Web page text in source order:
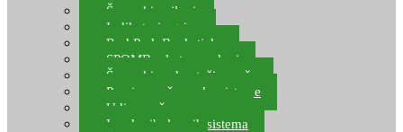
Šaranski najloni
Indikatori ugriza
Rod Pod, Banksticks
SPOMB rakete, markeri
Šaranski podmetači, mreže
Pernice za šaranske sisteme
Udice za šarana, amura
Izrada ribolovnih sistema